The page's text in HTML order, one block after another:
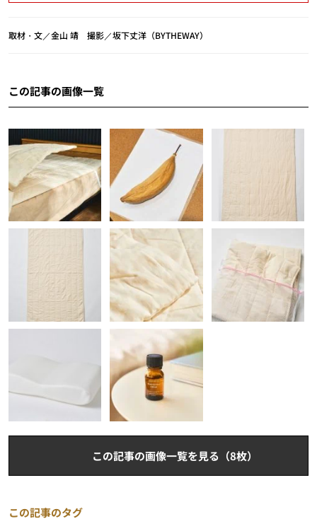
取材・文／金山 靖 撮影／坂下丈洋（BYTHEWAY）
この記事の画像一覧
この記事の画像一覧を見る（8枚）
この記事のタグ